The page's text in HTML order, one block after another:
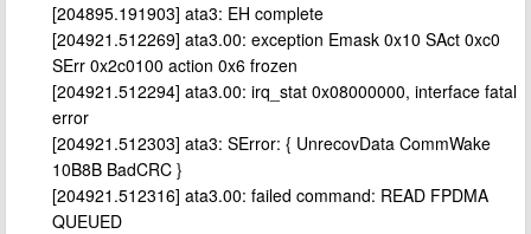
[204895.191903] ata3: EH complete
[204921.512269] ata3.00: exception Emask 0x10 SAct 0xc0
SErr 0x2c0100 action 0x6 frozen
[204921.512294] ata3.00: irq_stat 0x08000000, interface fatal
error
[204921.512303] ata3: SError: { UnrecovData CommWake
10B8B BadCRC }
[204921.512316] ata3.00: failed command: READ FPDMA
QUEUED